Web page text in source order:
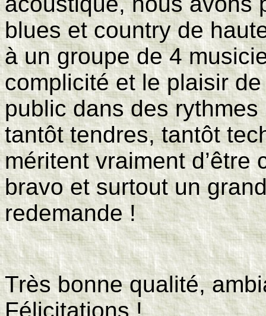
blues et country de
à un groupe de 4
complicité et le plaisir
public dans des
tantôt tendres, tantôt
méritent vraiment
bravo et surtout un
redemande !
Très bonne qualité,
Félicitations !